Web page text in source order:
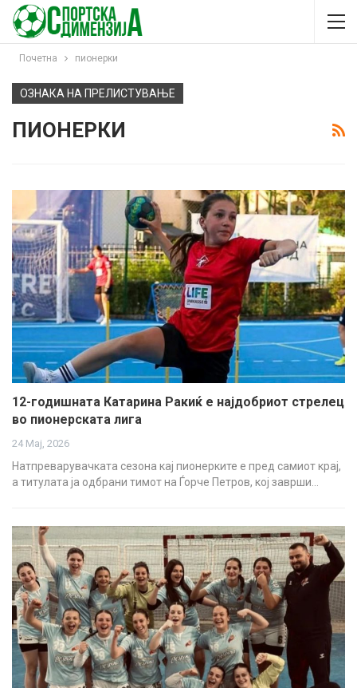
Почетна пионерки
ОЗНАКА НА ПРЕЛИСТУВАЊЕ
ПИОНЕРКИ
12-годишната Катарина Ракиќ е најдобриот стрелец
во пионерската лига
24 Мај, 2026
Натпреварувачката сезона кај пионерките е пред самиот крај,
а титулата ја одбрани тимот на Ѓорче Петров, кој заврши…